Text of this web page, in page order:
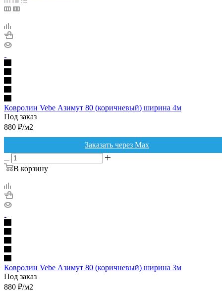
Ковролин Vebe Азимут 80 (коричневый) ширина 4м
Под заказ
880 ₽/м2
Заказать через Max
В корзину
Ковролин Vebe Азимут 80 (коричневый) ширина 3м
Под заказ
880 ₽/м2